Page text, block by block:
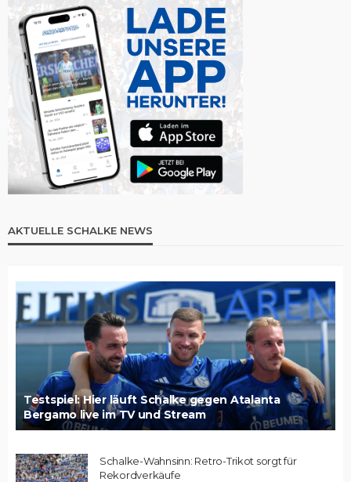
AKTUELLE SCHALKE NEWS
Testspiel: Hier läuft Schalke gegen Atalanta
Bergamo live im TV und Stream
Schalke-Wahnsinn: Retro-Trikot sorgt für
Rekordverkäufe